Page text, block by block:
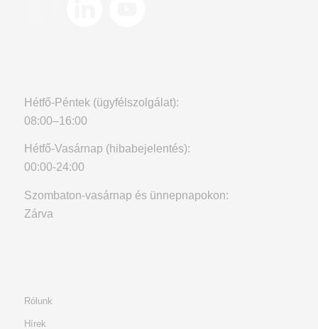
Hétfő-Péntek (ügyfélszolgálat):
08:00–16:00
Hétfő-Vasárnap (hibabejelentés):
00:00-24:00
Szombaton-vasárnap és ünnepnapokon:
Zárva
Rólunk
Hírek